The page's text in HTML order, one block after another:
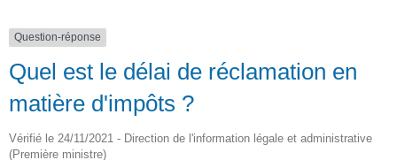
Question-réponse
Quel est le délai de réclamation en
matière d'impôts ?
Vérifié le 24/11/2021 - Direction de l'information légale et administrative
(Première ministre)